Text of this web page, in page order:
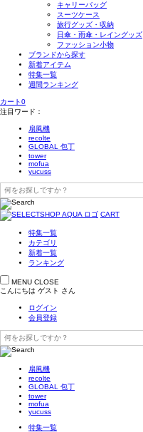
キャリーバッグ
スーツケース
旅行グッズ・収納
日傘・雨傘・レイングッズ
ファッション小物
ブランドから探す
新着アイテム
特集一覧
週間ランキング
カート0
注目ワード：
扇風機
recolte
GLOBAL 包丁
tower
mofua
yucuss
CART
特集一覧
カテゴリ
新着一覧
ランキング
MENU CLOSE
こんにちは ゲスト さん
ログイン
会員登録
扇風機
recolte
GLOBAL 包丁
tower
mofua
yucuss
特集一覧